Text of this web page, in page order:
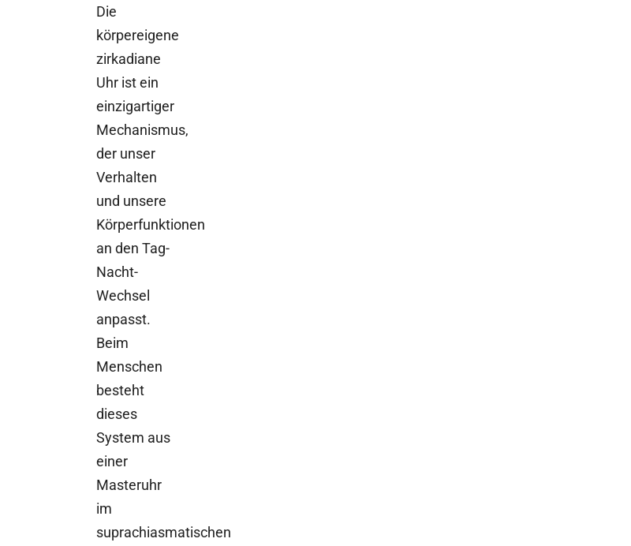
Die
körpereigene
zirkadiane
Uhr ist ein
einzigartiger
Mechanismus,
der unser
Verhalten
und unsere
Körperfunktionen
an den Tag-
Nacht-
Wechsel
anpasst.
Beim
Menschen
besteht
dieses
System aus
einer
Masteruhr
im
suprachiasmatischen